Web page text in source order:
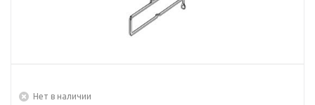
Нет в наличии